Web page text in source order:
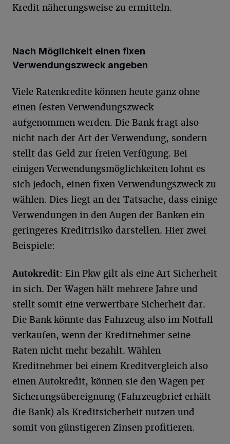
Kredit näherungsweise zu ermitteln.
Nach Möglichkeit einen fixen
Verwendungszweck angeben
Viele Ratenkredite können heute ganz ohne
einen festen Verwendungszweck
aufgenommen werden. Die Bank fragt also
nicht nach der Art der Verwendung, sondern
stellt das Geld zur freien Verfügung. Bei
einigen Verwendungsmöglichkeiten lohnt es
sich jedoch, einen fixen Verwendungszweck zu
wählen. Dies liegt an der Tatsache, dass einige
Verwendungen in den Augen der Banken ein
geringeres Kreditrisiko darstellen. Hier zwei
Beispiele:
Autokredit: Ein Pkw gilt als eine Art Sicherheit
in sich. Der Wagen hält mehrere Jahre und
stellt somit eine verwertbare Sicherheit dar.
Die Bank könnte das Fahrzeug also im Notfall
verkaufen, wenn der Kreditnehmer seine
Raten nicht mehr bezahlt. Wählen
Kreditnehmer bei einem Kreditvergleich also
einen Autokredit, können sie den Wagen per
Sicherungsübereignung (Fahrzeugbrief erhält
die Bank) als Kreditsicherheit nutzen und
somit von günstigeren Zinsen profitieren.